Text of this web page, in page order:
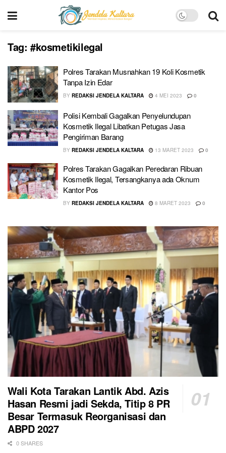
Tag: #kosmetikilegal
Polres Tarakan Musnahkan 19 Koli Kosmetik
Tanpa Izin Edar
BY REDAKSI JENDELA KALTARA 4 MEI 2023 0
Polisi Kembali Gagalkan Penyelundupan
Kosmetik Ilegal Libatkan Petugas Jasa
Pengiriman Barang
BY REDAKSI JENDELA KALTARA 13 MARET 2023 0
Polres Tarakan Gagalkan Peredaran Ribuan
Kosmetik Ilegal, Tersangkanya ada Oknum
Kantor Pos
BY REDAKSI JENDELA KALTARA 8 MARET 2023 0
Wali Kota Tarakan Lantik Abd. Azis
Hasan Resmi jadi Sekda, Titip 8 PR
Besar Termasuk Reorganisasi dan
ABPD 2027
0 SHARES